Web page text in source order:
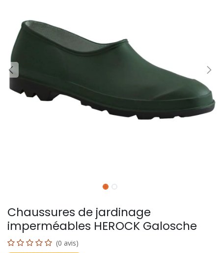
Chaussures de jardinage
imperméables HEROCK Galosche
(0 avis)